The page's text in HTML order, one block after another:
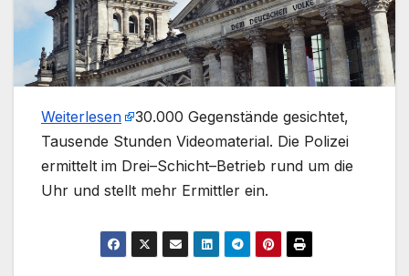
Weiterlesen
​30.000 Gegenstände gesichtet,
Tausende Stunden Videomaterial. Die Polizei
ermittelt im Drei–Schicht–Betrieb rund um die
Uhr und stellt mehr Ermittler ein.